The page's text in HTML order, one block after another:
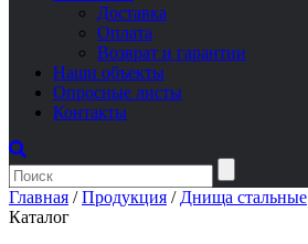
Доставка
Оплата
Возврат и гарантии
Наши объекты
Опросные листы
Контакты
Главная /Продукция / Днища стальные
Каталог